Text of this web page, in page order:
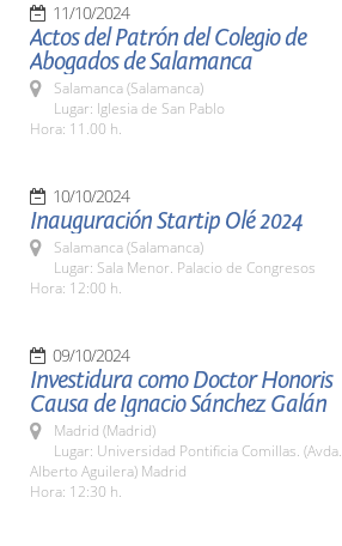
11/10/2024
Actos del Patrón del Colegio de
Abogados de Salamanca
Salamanca (Salamanca)
Lugar: Iglesia de San Pablo
Hora: 11.00 h.
10/10/2024
Inauguración Startip Olé 2024
Salamanca (Salamanca)
Lugar: Sala Menor. Palacio de Congresos
Hora: 12:00 h.
09/10/2024
Investidura como Doctor Honoris
Causa de Ignacio Sánchez Galán
Madrid (Madrid)
Lugar: Universidad Pontificia Comillas. (Avda.
Alberto Aguilera) Madrid
Hora: 12:30 h.